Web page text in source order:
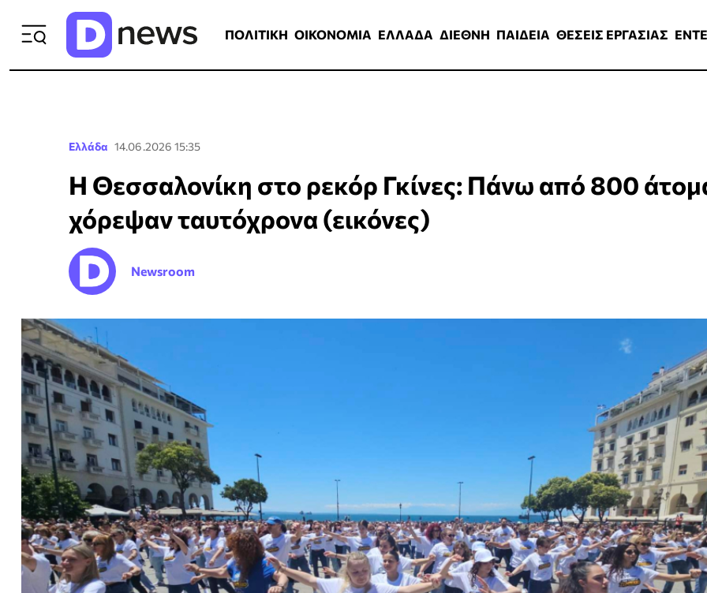
ΠΟΛΙΤΙΚΗ ΟΙΚΟΝΟΜΙΑ ΕΛΛΑΔΑ ΔΙΕΘΝΗ ΠΑΙΔΕΙΑ ΘΕΣΕΙΣ ΕΡΓΑΣΙΑΣ
Ελλάδα 14.06.2026 15:35
Η Θεσσαλονίκη στο ρεκόρ Γκίνες: Πάνω από 800
χόρεψαν ταυτόχρονα (εικόνες)
Newsroom